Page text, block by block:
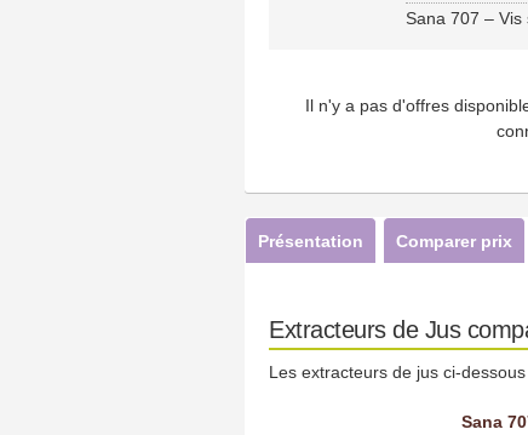
Sana 707 – Vis
Il n'y a pas d'offres
Présentation Comparer prix
Extracteurs de Jus
Les extracteurs de jus ci-
Sana